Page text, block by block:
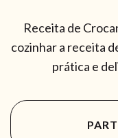
Receita de
cozinhar a receita
prática e